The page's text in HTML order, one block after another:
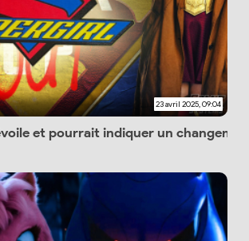
23 avril 2025, 09:04
et pourrait indiquer un